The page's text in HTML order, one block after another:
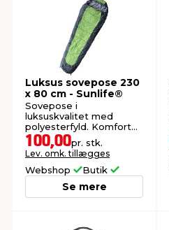
Luksus sovepose 230
x 80 cm - Sunlife®
Sovepose i
luksuskvalitet med
polyesterfyld. Komfort
temperatur: 5 °C. Fyld:
350 g/m².
100,00pr. stk.
Lev. omk. tillægges
Webshop Butik
Se mere